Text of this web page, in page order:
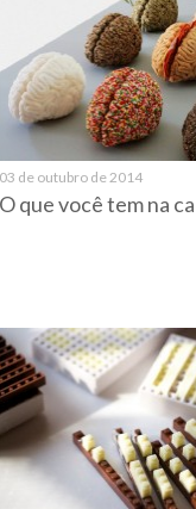
03 de outubro de 2014
O que você tem na